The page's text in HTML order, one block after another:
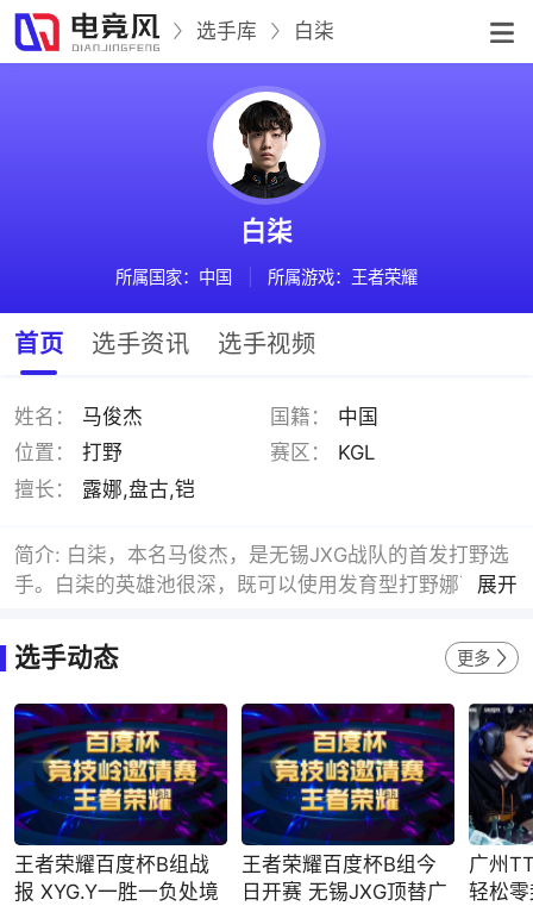
选手库 白柒
白柒
所属国家：中国 所属游戏：王者荣耀
首页 选手资讯 选手视频
姓名： 马俊杰 国籍：
中国
位置：
打野 赛区：
KGL
擅长：
露娜,盘古,铠
简介: 白柒，本名马俊杰，是无锡JXG战队的首发打野选
手。白柒的英雄池很深，既可以使用发育型打野娜可露
谷，在赛场上经常能有出色的表现。
展开
选手动态 更多
王者荣耀百度杯B组战
报 XYG.Y一胜一负处境
王者荣耀百度杯B组今
日开赛 无锡JXG顶替广
广州
轻松